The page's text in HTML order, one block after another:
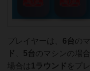
プレイヤーは、 6台の
ド
5台のマシンの場
場合は 1ラウンド をプ